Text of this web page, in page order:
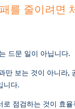
를 줄이려면
드문 일이 아닙니다.
만 보는 것이 아니라,
니다.
로 점검하는 것이 효율